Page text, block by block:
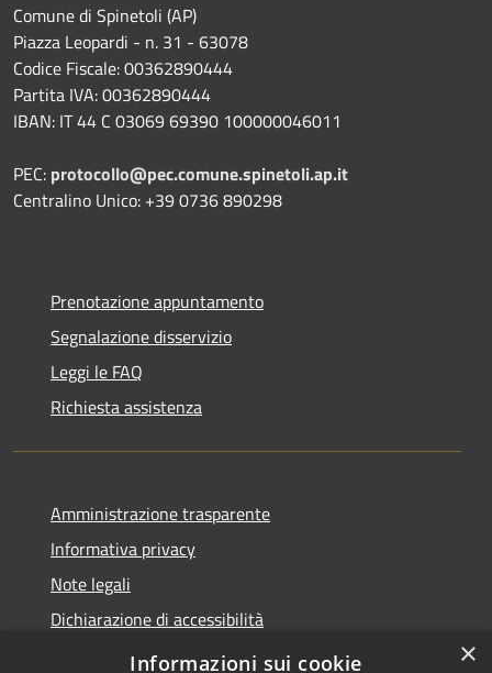
Comune di Spinetoli (AP)
Piazza Leopardi - n. 31 - 63078
Codice Fiscale: 00362890444
Partita IVA: 00362890444
IBAN: IT 44 C 03069 69390 100000046011
PEC: protocollo@pec.comune.spinetoli.ap.it
Centralino Unico: +39 0736 890298
Prenotazione appuntamento
Segnalazione disservizio
Leggi le FAQ
Richiesta assistenza
Amministrazione trasparente
Informativa privacy
Note legali
Dichiarazione di accessibilità
Meccanismo di Feedback
×
Informazioni sui cookie